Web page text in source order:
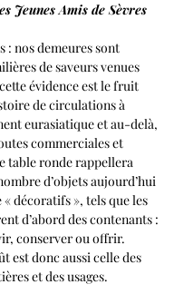
Jeunes Amis de Sèvres
: nos demeures sont
de saveurs venues
évidence est le fruit
de circulations à
eurasiatique et au-delà,
commerciales et
table ronde rappellera
d’objets aujourd’hui
décoratifs », tels que les
d’abord des contenants :
conserver ou offrir.
est donc aussi celle des
et des usages.